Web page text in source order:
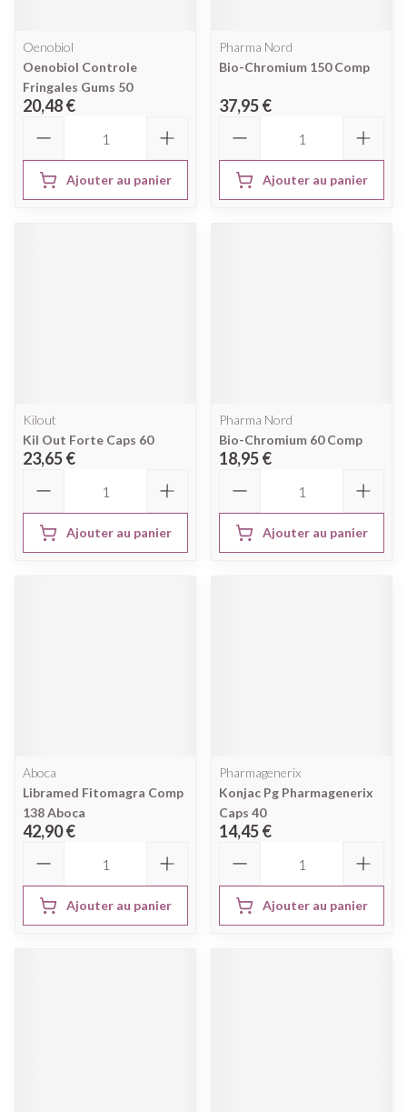
Oenobiol
Oenobiol Controle
Fringales Gums 50
20,48 €
Ajouter au panier
Pharma Nord
Bio-Chromium 150 Comp
37,95 €
Ajouter au panier
Kilout
Kil Out Forte Caps 60
23,65 €
Ajouter au panier
Pharma Nord
Bio-Chromium 60 Comp
18,95 €
Ajouter au panier
Aboca
Libramed Fitomagra Comp
138 Aboca
42,90 €
Ajouter au panier
Pharmagenerix
Konjac Pg Pharmagenerix
Caps 40
14,45 €
Ajouter au panier